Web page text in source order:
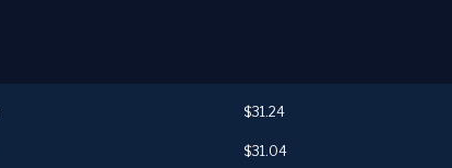
$31.24
$31.04